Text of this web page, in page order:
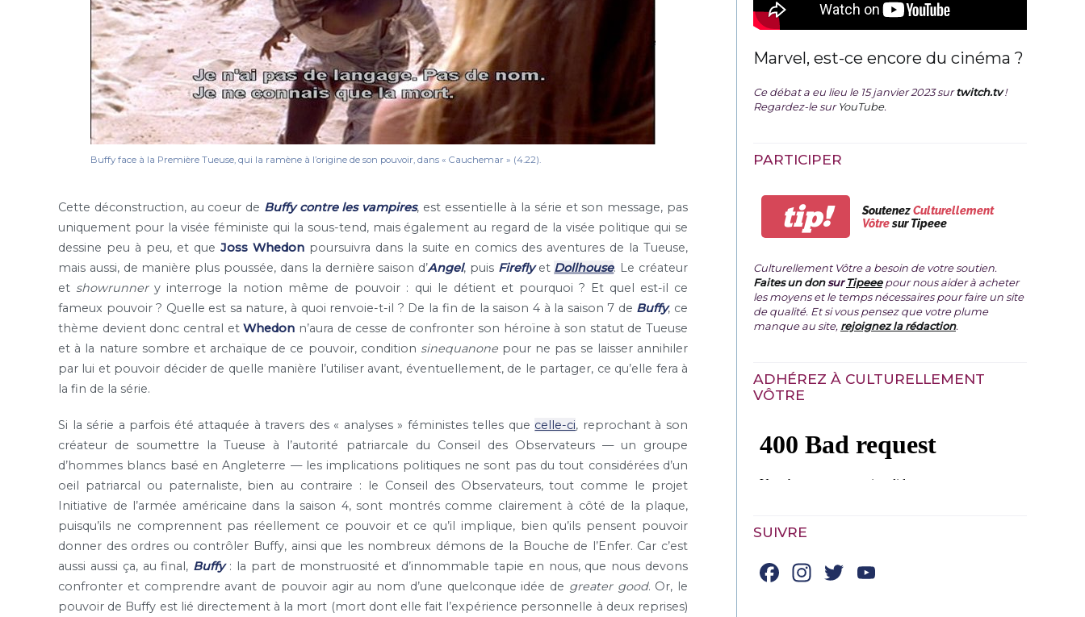
Buffy face à la Première Tueuse, qui la ramène à l’origine de son pouvoir, dans « Cauchemar » (4.22).
Cette déconstruction, au coeur de Buffy contre les vampires, est essentielle à la série et son message, pas
uniquement pour la visée féministe qui la sous-tend, mais également au regard de la visée politique qui se
dessine peu à peu, et que Joss Whedon poursuivra dans la suite en comics des aventures de la Tueuse,
mais aussi, de manière plus poussée, dans la dernière saison d’Angel, puis Fireflyet Dollhouse. Le créateur
et showrunnery interroge la notion même de pouvoir : qui le détient et pourquoi ? Et quel est-il ce
fameux pouvoir ? Quelle est sa nature, à quoi renvoie-t-il ? De la fin de la saison 4 à la saison 7 de Buffy, ce
thème devient donc central etWhedon n’aura de cesse de confronter son héroïne à son statut de Tueuse
et à la nature sombre et archaïque de ce pouvoir, condition sinequanonepour ne pas se laisser annihiler
par lui et pouvoir décider de quelle manière l’utiliser avant, éventuellement, de le partager, ce qu’elle fera à
la fin de la série.
Si la série a parfois été attaquée à travers des « analyses » féministes telles que celle-ci, reprochant à son
créateur de soumettre la Tueuse à l’autorité patriarcale du Conseil des Observateurs — un groupe
d’hommes blancs basé en Angleterre — les implications politiques ne sont pas du tout considérées d’un
oeil patriarcal ou paternaliste, bien au contraire : le Conseil des Observateurs, tout comme le projet
Initiative de l’armée américaine dans la saison 4, sont montrés comme clairement à côté de la plaque,
puisqu’ils ne comprennent pas réellement ce pouvoir et ce qu’il implique, bien qu’ils pensent pouvoir
donner des ordres ou contrôler Buffy, ainsi que les nombreux démons de la Bouche de l’Enfer. Car c’est
aussi aussi ça, au final, Buffy: la part de monstruosité et d’innommable tapie en nous, que nous devons
confronter et comprendre avant de pouvoir agir au nom d’une quelconque idée de greater good. Or, le
pouvoir de Buffy est lié directement à la mort (mort dont elle fait l’expérience personnelle à deux reprises)
Marvel, est-ce encore du cinéma ?
Ce débat a eu lieu le 15 janvier 2023 surtwitch.tv !
Regardez-le surYouTube.
PARTICIPER
tip! SoutenezCulturellement
Vôtresur Tipeee
Culturellement Vôtre a besoin de votre soutien.
Faites un donsurTipeeepour nous aider à acheter
les moyens et le temps nécessaires pour faire un site
de qualité. Et si vous pensez que votre plume
manque au site, rejoignez la rédaction.
ADHÉREZ À CULTURELLEMENT
VÔTRE
SUIVRE
Facebook
Instagram
Twitter